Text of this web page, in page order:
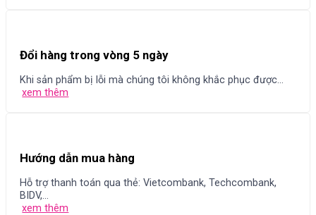
Đổi hàng trong vòng 5 ngày
Khi sản phẩm bị lỗi mà chúng tôi không khắc phục được...
xem thêm
Hướng dẫn mua hàng
Hỗ trợ thanh toán qua thẻ: Vietcombank, Techcombank,
BIDV,...
xem thêm